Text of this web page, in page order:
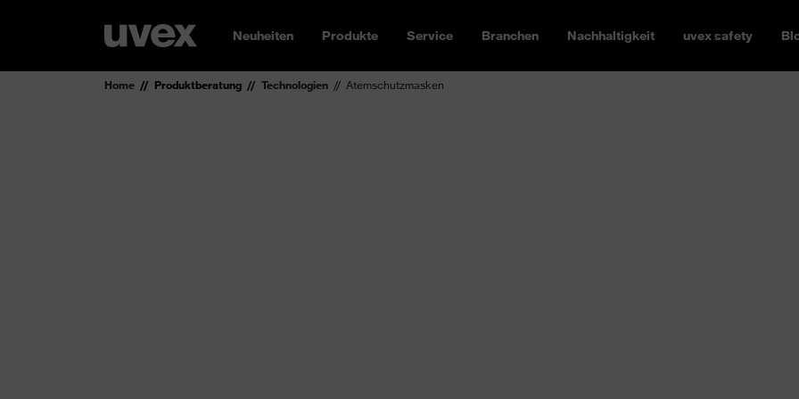
Neuheiten Produkte Service Branchen Nachhaltigkeit uvex safety
Home Produktberatung Technologien Atemschutzmasken